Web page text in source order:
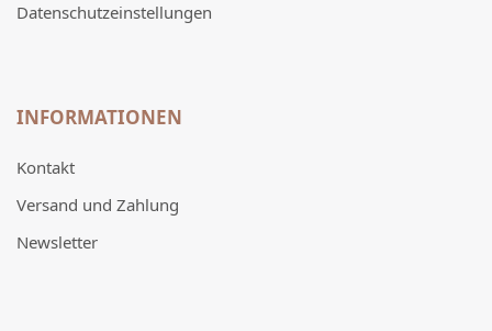
Datenschutzeinstellungen
INFORMATIONEN
Kontakt
Versand und Zahlung
Newsletter